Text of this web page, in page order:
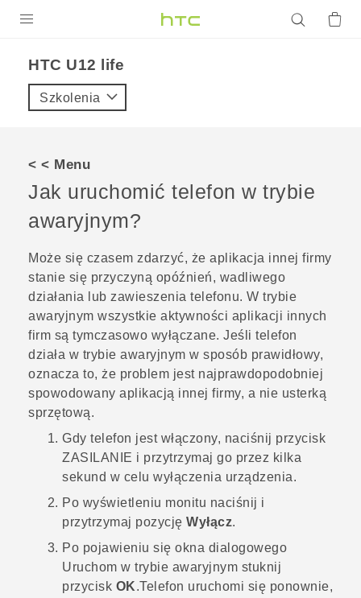
VIVE
VIVERSE
POMOC TECHNICZNA
Urządzenia i akcesoria HTC
HTC U12 life‎
Szkolenia
< < Menu
Jak uruchomić telefon w trybie
awaryjnym?
Może się czasem zdarzyć, że aplikacja innej firmy
stanie się przyczyną opóźnień, wadliwego
działania lub zawieszenia telefonu. W trybie
awaryjnym wszystkie aktywności aplikacji innych
firm są tymczasowo wyłączane. Jeśli telefon
działa w trybie awaryjnym w sposób prawidłowy,
oznacza to, że problem jest najprawdopodobniej
spowodowany aplikacją innej firmy, a nie usterką
sprzętową.
Gdy telefon jest włączony, naciśnij przycisk
ZASILANIE i przytrzymaj go przez kilka
sekund w celu wyłączenia urządzenia.
Po wyświetleniu monitu naciśnij i
przytrzymaj pozycję Wyłącz.
Po pojawieniu się okna dialogowego
Uruchom w trybie awaryjnym stuknij
przycisk OK.Telefon uruchomi się ponownie,